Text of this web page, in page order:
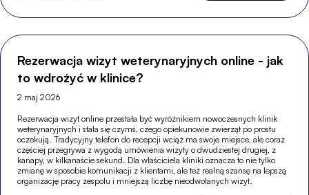
Rezerwacja wizyt weterynaryjnych online - jak
to wdrożyć w klinice?
2 maj 2026
Rezerwacja wizyt online przestała być wyróżnikiem nowoczesnych klinik
weterynaryjnych i stała się czymś, czego opiekunowie zwierząt po prostu
oczekują. Tradycyjny telefon do recepcji wciąż ma swoje miejsce, ale coraz
częściej przegrywa z wygodą umówienia wizyty o dwudziestej drugiej, z
kanapy, w kilkanaście sekund. Dla właściciela kliniki oznacza to nie tylko
zmianę w sposobie komunikacji z klientami, ale też realną szansę na lepszą
organizację pracy zespołu i mniejszą liczbę nieodwołanych wizyt.